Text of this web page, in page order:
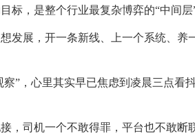
，是整个行业最复杂博弈的“中间层”
发展，开一条新线、上一个系统、养
”，心里其实早已焦虑到凌晨三点看
，司机一个不敢得罪，平台也不敢断